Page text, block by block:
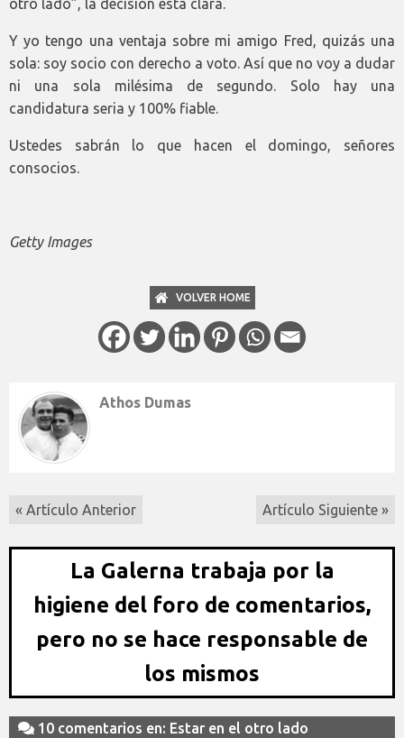
otro lado”, la decisión está clara.
Y yo tengo una ventaja sobre mi amigo Fred, quizás una
sola: soy socio con derecho a voto. Así que no voy a dudar
ni una sola milésima de segundo. Solo hay una
candidatura seria y 100% fiable.
Ustedes sabrán lo que hacen el domingo, señores
consocios.
Getty Images
VOLVER HOME
Athos Dumas
« Artículo Anterior Artículo Siguiente »
La Galerna trabaja por la
higiene del foro de comentarios,
pero no se hace responsable de
los mismos
10 comentarios en: Estar en el otro lado